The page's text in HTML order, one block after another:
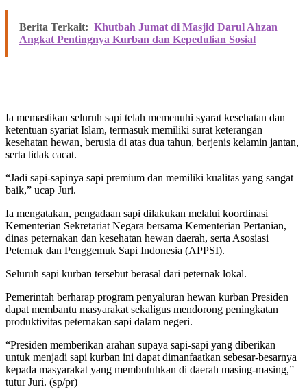
Berita Terkait: Khutbah Jumat di Masjid Darul Ahzan
Angkat Pentingnya Kurban dan Kepedulian Sosial
Ia memastikan seluruh sapi telah memenuhi syarat kesehatan dan
ketentuan syariat Islam, termasuk memiliki surat keterangan
kesehatan hewan, berusia di atas dua tahun, berjenis kelamin jantan,
serta tidak cacat.
“Jadi sapi-sapinya sapi premium dan memiliki kualitas yang sangat
baik,” ucap Juri.
Ia mengatakan, pengadaan sapi dilakukan melalui koordinasi
Kementerian Sekretariat Negara bersama Kementerian Pertanian,
dinas peternakan dan kesehatan hewan daerah, serta Asosiasi
Peternak dan Penggemuk Sapi Indonesia (APPSI).
Seluruh sapi kurban tersebut berasal dari peternak lokal.
Pemerintah berharap program penyaluran hewan kurban Presiden
dapat membantu masyarakat sekaligus mendorong peningkatan
produktivitas peternakan sapi dalam negeri.
“Presiden memberikan arahan supaya sapi-sapi yang diberikan
untuk menjadi sapi kurban ini dapat dimanfaatkan sebesar-besarnya
kepada masyarakat yang membutuhkan di daerah masing-masing,”
tutur Juri. (sp/pr)